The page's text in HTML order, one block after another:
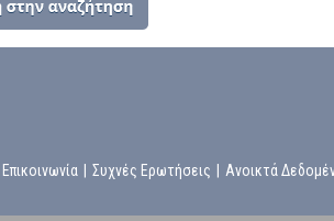
Επικοινωνία Συχνές Ερωτήσεις Ανοικτά